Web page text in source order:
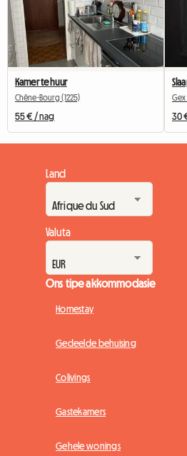
Kamer te huur
Chêne-Bourg (1225)
55 € / nag
Gex
30
Land
Valuta
Ons tipe akkommodasie
Homestay
Gedeelde behuising
Colivings
Gastekamers
Gehele wonings